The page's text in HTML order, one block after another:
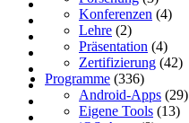
Konferenzen (4)
Lehre (2)
Präsentation (4)
Zertifizierung (42)
Programme (336)
Android-Apps (29)
Eigene Tools (13)